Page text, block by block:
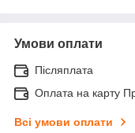
Умови оплати
Післяплата
Оплата на карту
Всі умови оплати